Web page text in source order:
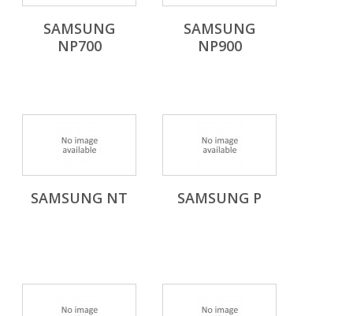
SAMSUNG
NP700
SAMSUNG
NP900
SAMSUNG NT SAMSUNG P